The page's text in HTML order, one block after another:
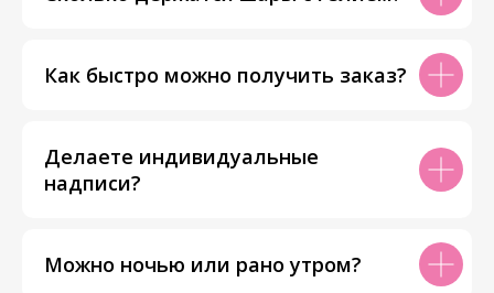
Как быстро можно получить заказ?
Делаете индивидуальные
надписи?
Можно ночью или рано утром?